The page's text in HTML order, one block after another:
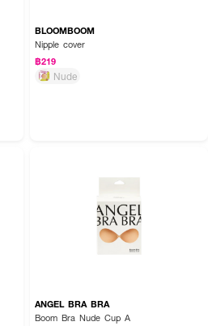
BLOOMBOOM
Nipple cover
฿219
Nude
ANGEL BRA BRA
Boom Bra Nude Cup A